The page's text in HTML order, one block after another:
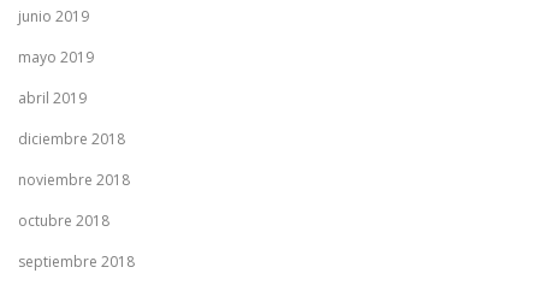
junio 2019
mayo 2019
abril 2019
diciembre 2018
noviembre 2018
octubre 2018
septiembre 2018